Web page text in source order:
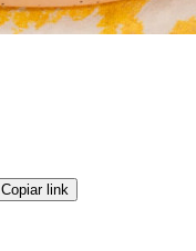
Copiar link